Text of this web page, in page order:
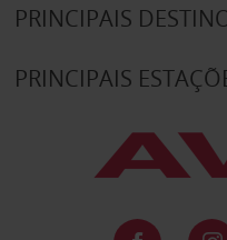
PRINCIPAIS
PRINCIPAIS